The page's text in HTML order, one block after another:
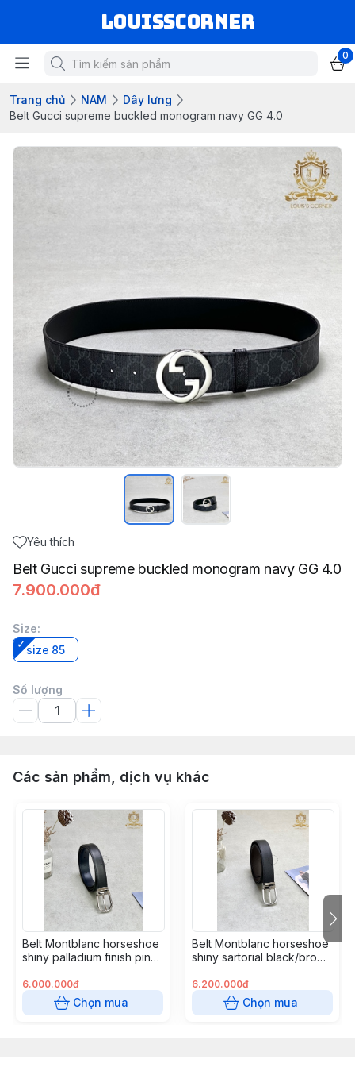
louisscorner
0
Trang chủ NAM
Dây lưng
Belt Gucci supreme buckled monogram navy GG 4.0
Yêu thích
Belt Gucci supreme buckled monogram navy GG 4.0
7.900.000đ
Size:
size 85
Số lượng
Các sản phẩm, dịch vụ khác
Belt Montblanc horseshoe
shiny palladium finish pin
6.000.000đ
Chọn mua
Belt Montblanc horseshoe
shiny sartorial black/brown
6.200.000đ
Chọn mua